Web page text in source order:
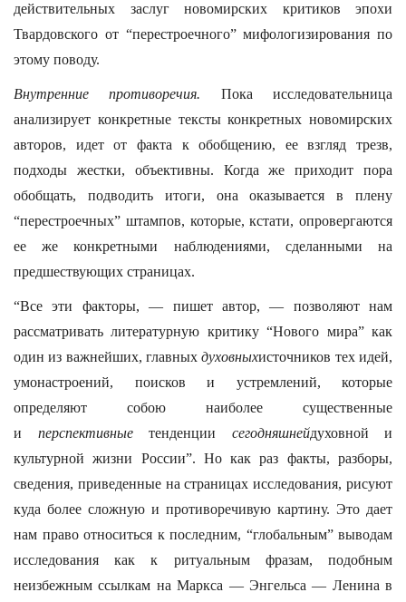
действительных заслуг новомирских критиков эпохи
Твардовского от “перестроечного” мифологизирования по
этому поводу.
Внутренние противоречия. Пока исследовательница
анализирует конкретные тексты конкретных новомирских
авторов, идет от факта к обобщению, ее взгляд трезв,
подходы жестки, объективны. Когда же приходит пора
обобщать, подводить итоги, она оказывается в плену
“перестроечных” штампов, которые, кстати, опровергаются
ее же конкретными наблюдениями, сделанными на
предшествующих страницах.
“Все эти факторы, — пишет автор, — позволяют нам
рассматривать литературную критику “Нового мира” как
один из важнейших, главныхдуховныхисточников тех идей,
умонастроений, поисков и устремлений, которые
определяют собою наиболее существенные
и перспективныетенденции сегодняшнейдуховной и
культурной жизни России”. Но как раз факты, разборы,
сведения, приведенные на страницах исследования, рисуют
куда более сложную и противоречивую картину. Это дает
нам право относиться к последним, “глобальным” выводам
исследования как к ритуальным фразам, подобным
неизбежным ссылкам на Маркса — Энгельса — Ленина в